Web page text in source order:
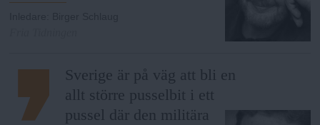
Sverige är på väg att bli en
allt större pusselbit i ett
pussel där den militära